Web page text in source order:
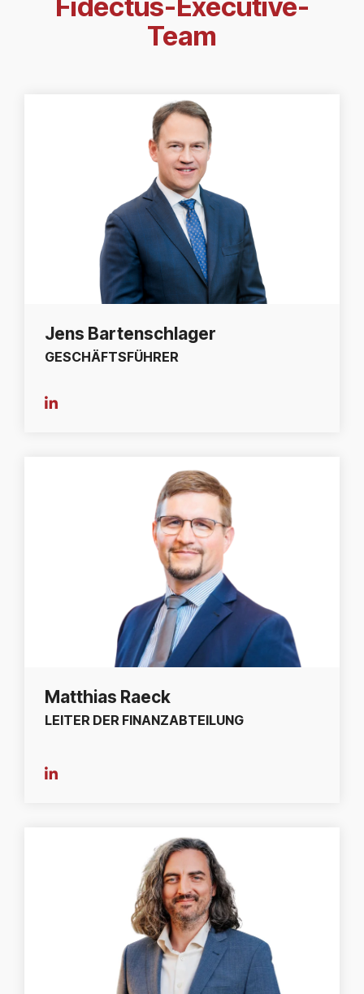
Team
Jens Bartenschlager
GESCHÄFTSFÜHRER
Matthias Raeck
LEITER DER FINANZABTEILUNG